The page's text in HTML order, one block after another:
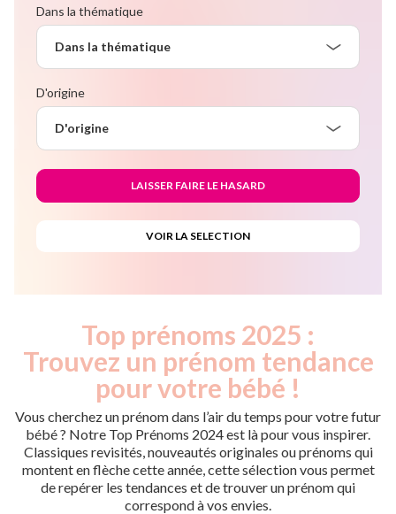
Dans la thématique
Dans la thématique
D'origine
D'origine
Top prénoms 2025 :
Trouvez un prénom tendance
pour votre bébé !
Vous cherchez un prénom dans l’air du temps pour votre futur
bébé ? Notre Top Prénoms 2024 est là pour vous inspirer.
Classiques revisités, nouveautés originales ou prénoms qui
montent en flèche cette année, cette sélection vous permet
de repérer les tendances et de trouver un prénom qui
correspond à vos envies.